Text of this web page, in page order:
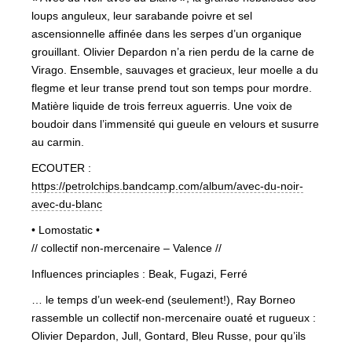
loups anguleux, leur sarabande poivre et sel
ascensionnelle affinée dans les serpes d’un organique
grouillant. Olivier Depardon n’a rien perdu de la carne de
Virago. Ensemble, sauvages et gracieux, leur moelle a du
flegme et leur transe prend tout son temps pour mordre.
Matière liquide de trois ferreux aguerris. Une voix de
boudoir dans l’immensité qui gueule en velours et susurre
au carmin.
ECOUTER :
https://petrolchips.bandcamp.com/album/avec-du-noir-
avec-du-blanc
• Lomostatic •
// collectif non-mercenaire – Valence //
Influences princiaples : Beak, Fugazi, Ferré
… le temps d’un week-end (seulement!), Ray Borneo
rassemble un collectif non-mercenaire ouaté et rugueux :
Olivier Depardon, Jull, Gontard, Bleu Russe, pour qu’ils